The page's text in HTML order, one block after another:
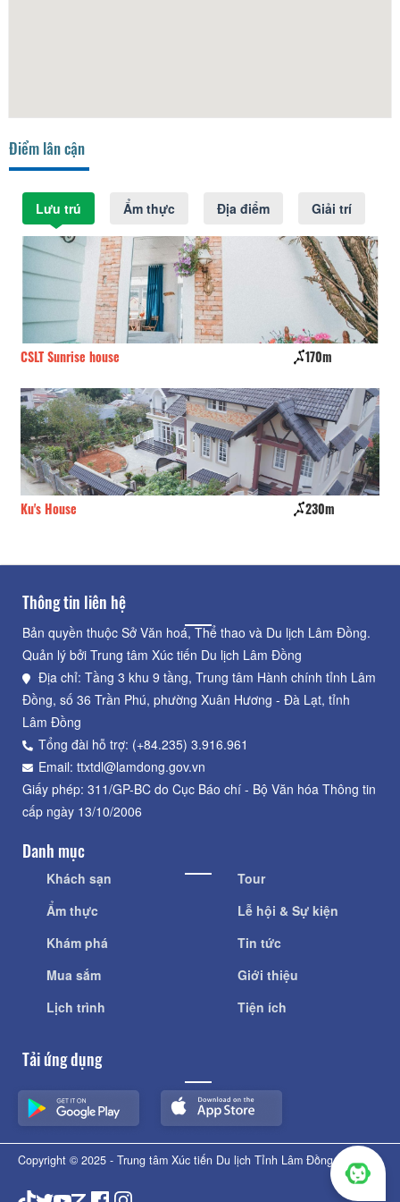
Điểm lân cận
Lưu trú Ẩm thực Địa điểm Giải trí
CSLT Sunrise house 170m
Ku's House 230m
Thông tin liên hệ
Bản quyền thuộc Sở Văn hoá, Thể thao và Du lịch Lâm Đồng.
Quản lý bởi Trung tâm Xúc tiến Du lịch Lâm Đồng
Địa chỉ: Tầng 3 khu 9 tầng, Trung tâm Hành chính tỉnh Lâm
Đồng, số 36 Trần Phú, phường Xuân Hương - Đà Lạt, tỉnh
Lâm Đồng
Tổng đài hỗ trợ: (+84.235) 3.916.961
Email: ttxtdl@lamdong.gov.vn
Giấy phép: 311/GP-BC do Cục Báo chí - Bộ Văn hóa Thông tin
cấp ngày 13/10/2006
Danh mục
Khách sạn
Ẩm thực
Khám phá
Mua sắm
Lịch trình
Tour
Lễ hội & Sự kiện
Tin tức
Giới thiệu
Tiện ích
Tải ứng dụng
Copyright © 2025 - Trung tâm Xúc tiến Du lịch Tỉnh Lâm Đồng